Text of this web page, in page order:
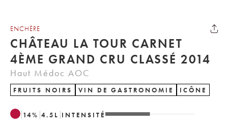
ENCHÈRE
CHÂTEAU LA TOUR CARNET
4ÈME GRAND CRU CLASSÉ 2014
Haut Médoc AOC
FRUITS NOIRS VIN DE GASTRONOMIE ICÔNE
14% 4.5 L INTENSITÉ